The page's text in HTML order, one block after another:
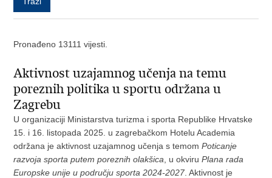
Pronađeno 13111 vijesti.
Aktivnost uzajamnog učenja na temu
poreznih politika u sportu održana u
Zagrebu
U organizaciji Ministarstva turizma i sporta Republike Hrvatske
15. i 16. listopada 2025. u zagrebačkom Hotelu Academia
održana je aktivnost uzajamnog učenja s temomPoticanje
razvoja sporta putem poreznih olakšica , u okviruPlana rada
Europske unije u području sporta2024-2027 . Aktivnost je